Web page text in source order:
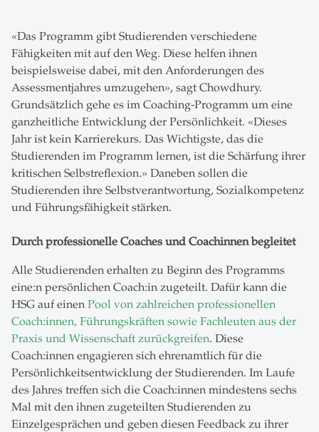
«Das Programm gibt Studierenden verschiedene
Fähigkeiten mit auf den Weg. Diese helfen ihnen
beispielsweise dabei, mit den Anforderungen des
Assessmentjahres umzugehen», sagt Chowdhury.
Grundsätzlich gehe es im Coaching-Programm um eine
ganzheitliche Entwicklung der Persönlichkeit. «Dieses
Jahr ist kein Karrierekurs. Das Wichtigste, das die
Studierenden im Programm lernen, ist die Schärfung ihrer
kritischen Selbstreflexion.» Daneben sollen die
Studierenden ihre Selbstverantwortung, Sozialkompetenz
und Führungsfähigkeit stärken.
Durch professionelle Coaches und Coachinnen begleitet
Alle Studierenden erhalten zu Beginn des Programms
eine:n persönlichen Coach:in zugeteilt. Dafür kann die
HSG auf einen Pool von zahlreichen professionellen
Coach:innen, Führungskräften sowie Fachleuten aus der
Praxis und Wissenschaft zurückgreifen. Diese
Coach:innen engagieren sich ehrenamtlich für die
Persönlichkeitsentwicklung der Studierenden. Im Laufe
des Jahres treffen sich die Coach:innen mindestens sechs
Mal mit den ihnen zugeteilten Studierenden zu
Einzelgesprächen und geben diesen Feedback zu ihrer